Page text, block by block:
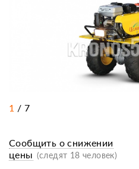
1 / 7
Сообщить о снижении
цены (следят 18 человек)